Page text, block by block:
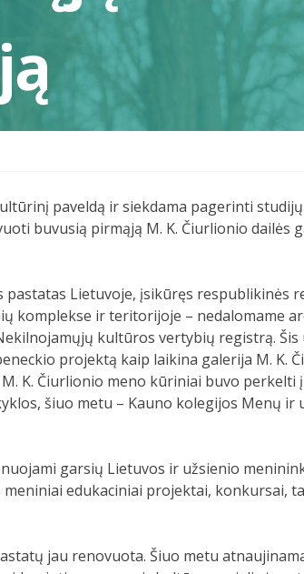
paveldą ir siekdama pagerinti
buvusią pirmąją M. K. Čiurlionio dailės
Lietuvoje, įsikūręs respublikinės
komplekse ir teritorijoje – nedalomame
kultūros vertybių registrą.
projektą kaip laikina galerija M. K.
K. Čiurlionio meno kūriniai buvo perkelti
šiuo metu – Kauno kolegijos Menų ir
garsių Lietuvos ir užsienio
edukaciniai projektai, konkursai,
jau renovuota. Šiuo metu